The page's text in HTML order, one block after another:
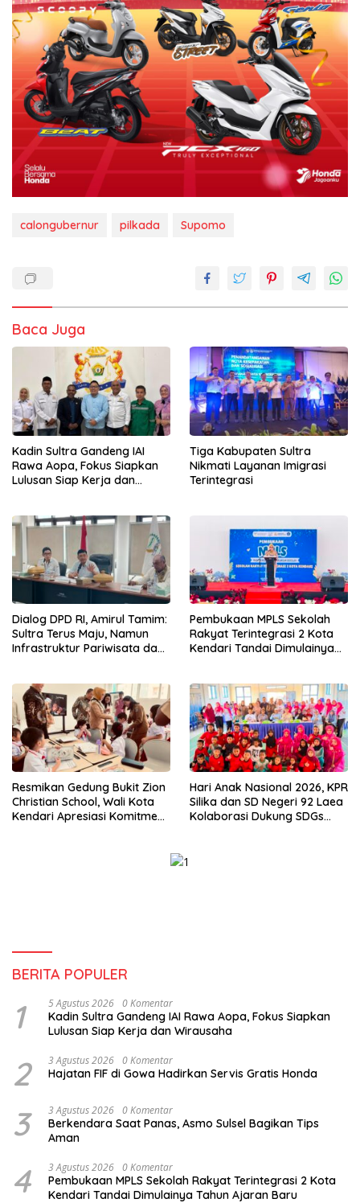
calongubernur pilkada Supomo
Baca Juga
Kadin Sultra Gandeng IAI
Rawa Aopa, Fokus Siapkan
Lulusan Siap Kerja dan
Tiga Kabupaten Sultra
Nikmati Layanan Imigrasi
Terintegrasi
Dialog DPD RI, Amirul Tamim:
Sultra Terus Maju, Namun
Infrastruktur Pariwisata dan
Pembukaan MPLS Sekolah
Rakyat Terintegrasi 2 Kota
Kendari Tandai Dimulainya
Resmikan Gedung Bukit Zion
Christian School, Wali Kota
Kendari Apresiasi Komitmen
Hari Anak Nasional 2026, KPR
Silika dan SD Negeri 92 Laea
Kolaborasi Dukung SDGs
BERITA POPULER
1 5 Agustus 2026 0 Komentar
Kadin Sultra Gandeng IAI Rawa Aopa, Fokus Siapkan
Lulusan Siap Kerja dan Wirausaha
2 3 Agustus 2026 0 Komentar
Hajatan FIF di Gowa Hadirkan Servis Gratis Honda
3 3 Agustus 2026 0 Komentar
Berkendara Saat Panas, Asmo Sulsel Bagikan Tips
Aman
4 3 Agustus 2026 0 Komentar
Pembukaan MPLS Sekolah Rakyat Terintegrasi 2 Kota
Kendari Tandai Dimulainya Tahun Ajaran Baru